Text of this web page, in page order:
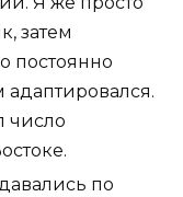
затем
постоянно
адаптировался.
число
по